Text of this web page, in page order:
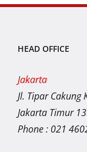
HEAD OFFICE
Jakarta
Jl. Tipar Cakung
Jakarta Timur
Phone : 021